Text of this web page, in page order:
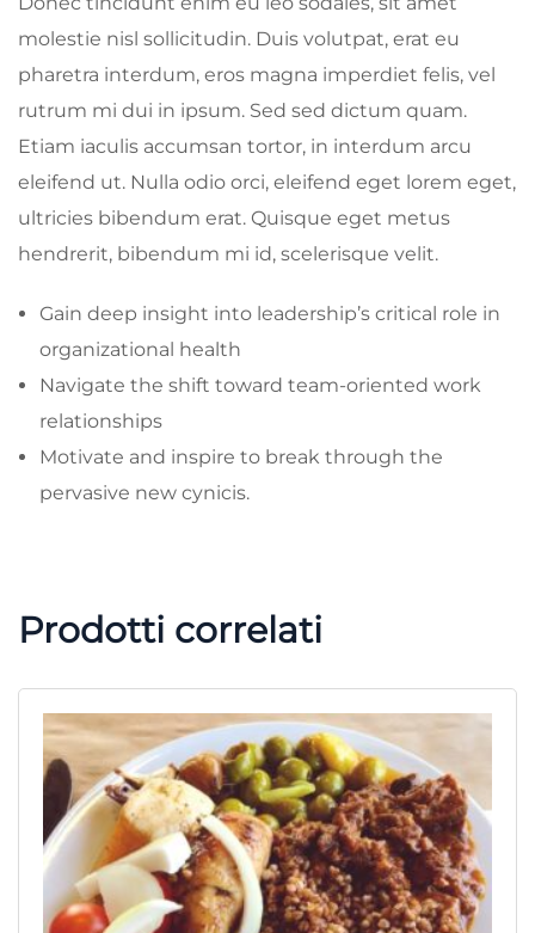
molestie nisl sollicitudin. Duis volutpat, erat eu
pharetra interdum, eros magna imperdiet felis, vel
rutrum mi dui in ipsum. Sed sed dictum quam.
Etiam iaculis accumsan tortor, in interdum arcu
eleifend ut. Nulla odio orci, eleifend eget lorem eget,
ultricies bibendum erat. Quisque eget metus
hendrerit, bibendum mi id, scelerisque velit.
Gain deep insight into leadership’s critical role in
organizational health
Navigate the shift toward team-oriented work
relationships
Motivate and inspire to break through the
pervasive new cynicis.
Prodotti correlati